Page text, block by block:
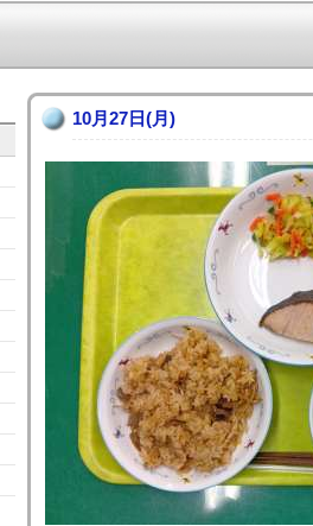
10月27日(月)